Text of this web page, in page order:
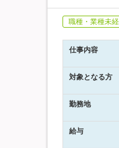
職種・業種未
仕事内容
対象となる方
勤務地
給与